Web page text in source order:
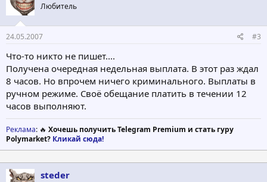
Любитель
24.05.2007 #3
Что-то никто не пишет....
Получена очередная недельная выплата. В этот раз ждал
8 часов. Но впрочем ничего криминального. Выплаты в
ручном режиме. Своё обещание платить в течении 12
часов выполняют.
Реклама: 🔥 Хочешь получить Telegram Premium и стать гуру
Polymarket? Кликай сюда!
steder